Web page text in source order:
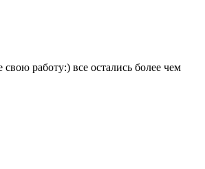
работу:) все остались более чем